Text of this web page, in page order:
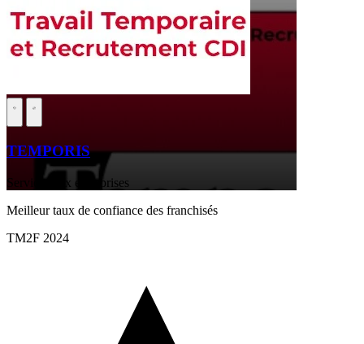
TEMPORIS
Services aux entreprises
Meilleur taux de confiance des franchisés
TM2F 2024